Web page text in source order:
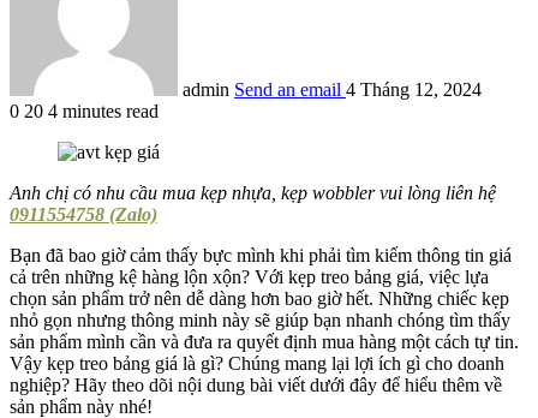
admin Send an email 4 Tháng 12, 2024
0 20 4 minutes read
Anh chị có nhu cầu mua kẹp nhựa, kẹp wobbler vui lòng liên hệ
0911554758 (Zalo)
Bạn đã bao giờ cảm thấy bực mình khi phải tìm kiếm thông tin giá
cả trên những kệ hàng lộn xộn? Với kẹp treo bảng giá, việc lựa
chọn sản phẩm trở nên dễ dàng hơn bao giờ hết. Những chiếc kẹp
nhỏ gọn nhưng thông minh này sẽ giúp bạn nhanh chóng tìm thấy
sản phẩm mình cần và đưa ra quyết định mua hàng một cách tự tin.
Vậy kẹp treo bảng giá là gì? Chúng mang lại lợi ích gì cho doanh
nghiệp? Hãy theo dõi nội dung bài viết dưới đây để hiểu thêm về
sản phẩm này nhé!